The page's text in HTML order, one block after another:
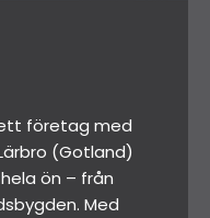
företag med
(Gotland)
ön – från
Med